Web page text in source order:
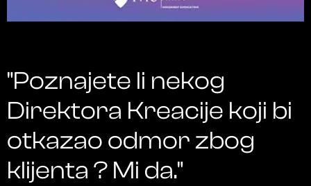
"Poznajete li nekog
Direktora Kreacije koji bi
otkazao odmor zbog
klijenta ? Mi da."